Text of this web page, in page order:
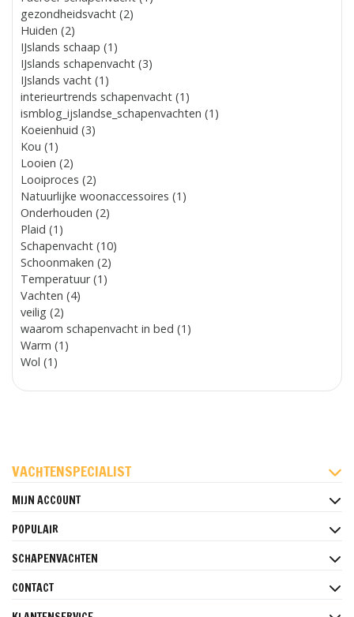
gezondheidsvacht (2)
Huiden (2)
IJslands schaap (1)
IJslands schapenvacht (3)
IJslands vacht (1)
interieurtrends schapenvacht (1)
ismblog_ijslandse_schapenvachten (1)
Koeienhuid (3)
Kou (1)
Looien (2)
Looiproces (2)
Natuurlijke woonaccessoires (1)
Onderhouden (2)
Plaid (1)
Schapenvacht (10)
Schoonmaken (2)
Temperatuur (1)
Vachten (4)
veilig (2)
waarom schapenvacht in bed (1)
Warm (1)
Wol (1)
VACHTENSPECIALIST
MIJN ACCOUNT
POPULAIR
SCHAPENVACHTEN
CONTACT